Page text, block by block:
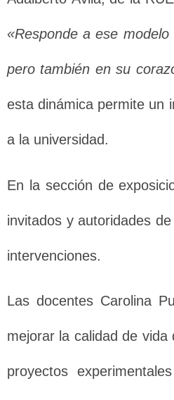
«Responde a ese
pero también en su
esta dinámica permite un
a la universidad.
En la sección de
invitados y autoridades
intervenciones.
Las docentes Carolina
mejorar la calidad de
proyectos